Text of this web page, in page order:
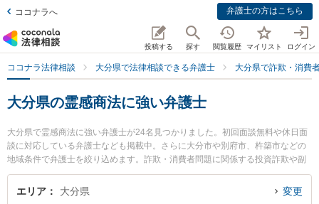
ココナラへ 弁護士の方はこちら
投稿する 探す 閲覧履歴 マイリスト ログイン
ココナラ法律相談 大分県で法律相談できる弁護士 大分県で詐欺・消費
大分県の霊感商法に強い弁護士
大分県で霊感商法に強い弁護士が24名見つかりました。初回面談無料や休日面
談に対応している弁護士なども掲載中。さらに大分市や別府市、杵築市などの
地域条件で弁護士を絞り込めます。詐欺・消費者問題に関係する投資詐欺や副
業詐欺、FX詐欺等の細かな分野での絞り込み検索もでき便利です。特に園田大
吾法律事務所の園田 大吾弁護士や弁護士法人平山法律事務所 大分事務所の平山
エリア 大分県 変更